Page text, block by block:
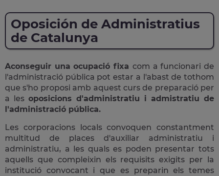
Oposición de Administratius
de Catalunya
Aconseguir una ocupació fixa com a funcionari de
l'administració pública pot estar a l'abast de tothom
que s'ho proposi amb aquest curs de preparació per
a les oposicions d'administratiu i admistratiu de
l'administració pública.
Les corporacions locals convoquen constantment
multitud de places d'auxiliar administratiu i
administratiu, a les quals es poden presentar tots
aquells que compleixin els requisits exigits per la
institució convocant i que es preparin els temes